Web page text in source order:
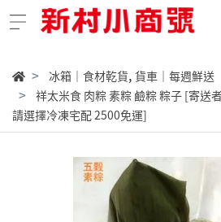
冰箱｜食材乾貨, 貨車｜每週鮮送
祥太米食 肉粽 素粽 鹼粽 粽子 [寄送
請選擇冷凍宅配 2500免運]